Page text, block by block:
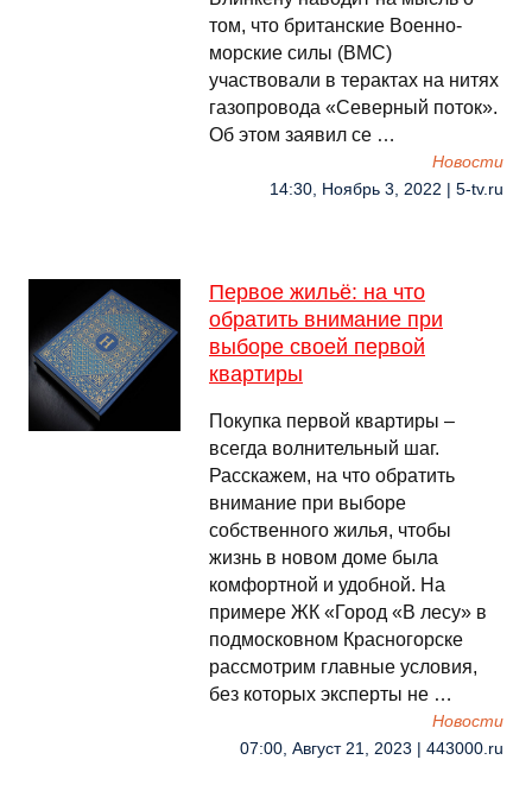
том, что британские Военно-
морские силы (ВМС)
участвовали в терактах на нитях
газопровода «Северный поток».
Об этом заявил се …
Новости
14:30, Ноябрь 3, 2022 | 5-tv.ru
Первое жильё: на что
обратить внимание при
выборе своей первой
квартиры
Покупка первой квартиры –
всегда волнительный шаг.
Расскажем, на что обратить
внимание при выборе
собственного жилья, чтобы
жизнь в новом доме была
комфортной и удобной. На
примере ЖК «Город «В лесу» в
подмосковном Красногорске
рассмотрим главные условия,
без которых эксперты не …
Новости
07:00, Август 21, 2023 | 443000.ru